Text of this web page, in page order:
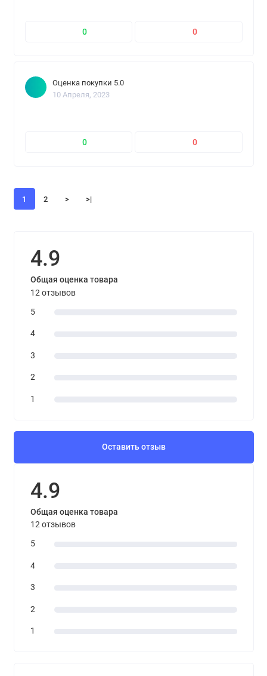
0 0
Оценка покупки 5.0
10 Апреля, 2023
0 0
1 2 > >|
4.9
Общая оценка товара
12 отзывов
5
4
3
2
1
Оставить отзыв
4.9
Общая оценка товара
12 отзывов
5
4
3
2
1